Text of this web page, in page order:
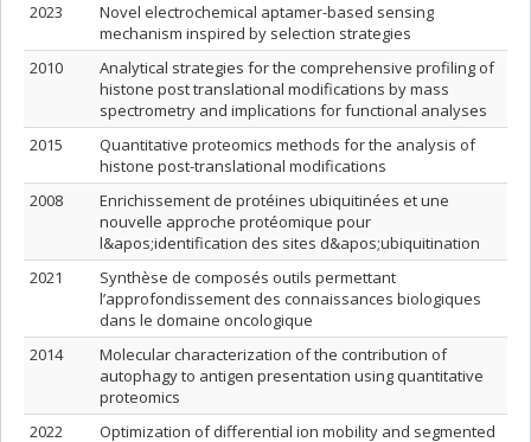
2023
Novel electrochemical aptamer-based sensing
mechanism inspired by selection strategies
2010
Analytical strategies for the comprehensive profiling of
histone post translational modifications by mass
spectrometry and implications for functional analyses
2015
Quantitative proteomics methods for the analysis of
histone post-translational modifications
2008
Enrichissement de protéines ubiquitinées et une
nouvelle approche protéomique pour
l&apos;identification des sites d&apos;ubiquitination
2021
Synthèse de composés outils permettant
l’approfondissement des connaissances biologiques
dans le domaine oncologique
2014
Molecular characterization of the contribution of
autophagy to antigen presentation using quantitative
proteomics
2022
Optimization of differential ion mobility and segmented